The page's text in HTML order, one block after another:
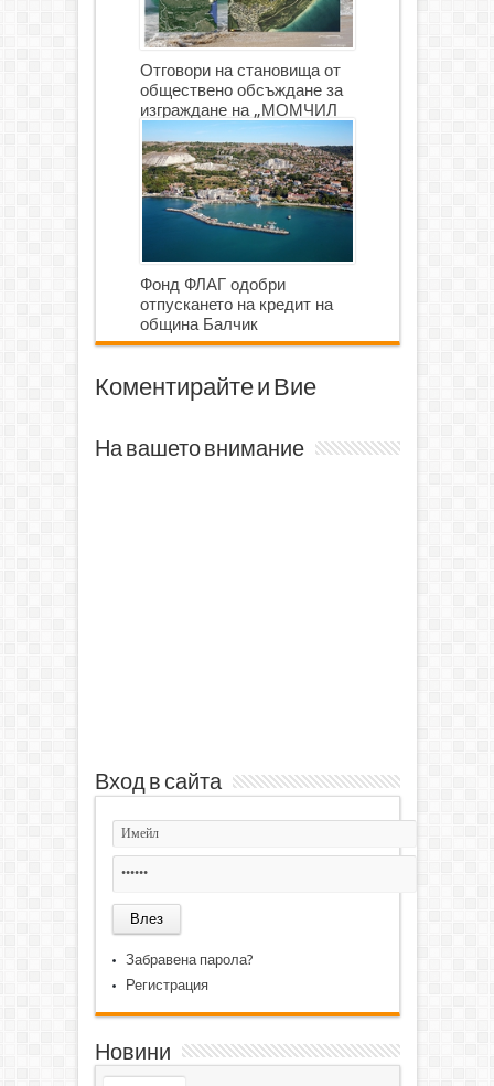
Отговори на становища от
обществено обсъждане за
изграждане на „МОМЧИЛ
ГОЛФ И ГОЛФ ИГРИЩЕ”
Фонд ФЛАГ одобри
отпускането на кредит на
община Балчик
Коментирайте и Вие
На вашето внимание
Вход в сайта
Забравена парола?
Регистрация
Новини